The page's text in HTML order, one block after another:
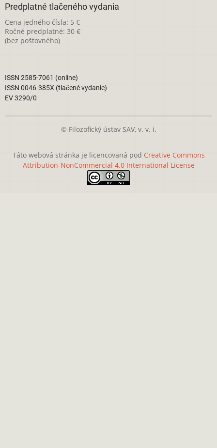
Predplatné tlačeného vydania
Cena jedného čísla: 5 €
Ročné predplatné: 30 €
(bez poštovného)
ISSN 2585-7061 (online)
ISSN 0046-385X (tlačené vydanie)
EV 3290/0
© Filozofický ústav SAV, v. v. i.
Táto webová stránka je licencovaná pod Creative Commons
Attribution-NonCommercial 4.0 International License